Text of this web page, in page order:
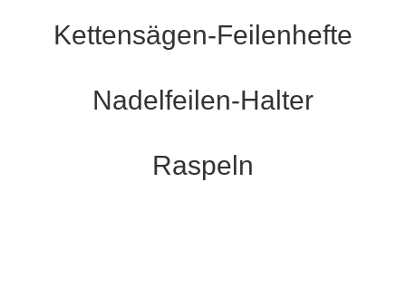
Kettensägen-Feilenhefte
Nadelfeilen-Halter
Raspeln